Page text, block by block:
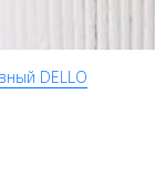
DELLO